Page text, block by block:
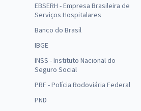
EBSERH - Empresa Brasileira de
Serviços Hospitalares
Banco do Brasil
IBGE
INSS - Instituto Nacional do
Seguro Social
PRF - Polícia Rodoviária Federal
PND